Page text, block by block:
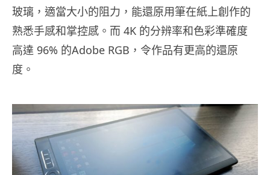
玻璃，適當大小的阻力，能還原用筆在紙上創作的
熟悉手感和掌控感。而 4K 的分辨率和色彩準確度
高達 96% 的Adobe RGB，令作品有更高的還原
度。